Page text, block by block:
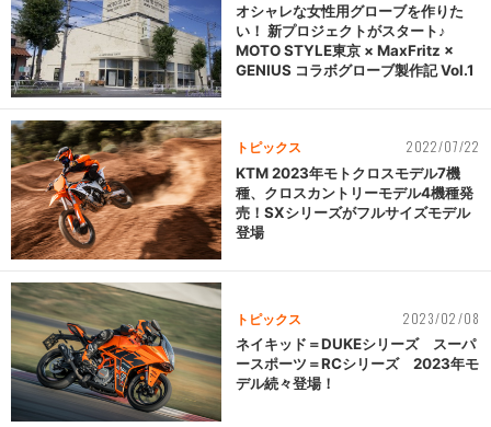
オシャレな女性用グローブを作りた
い！ 新プロジェクトがスタート♪
MOTO STYLE東京 × MaxFritz ×
GENIUS コラボグローブ製作記 Vol.1
トピックス 2022/07/22
KTM 2023年モトクロスモデル7機
種、クロスカントリーモデル4機種発
売！SXシリーズがフルサイズモデル
登場
トピックス 2023/02/08
ネイキッド＝DUKEシリーズ スーパ
ースポーツ＝RCシリーズ 2023年モ
デル続々登場！